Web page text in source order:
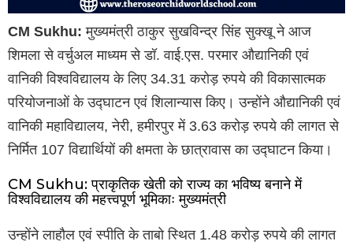
CM Sukhu: मुख्यमंत्री ठाकुर सुखविन्द्र सिंह सुक्खू ने आज
शिमला से वर्चुअल माध्यम से डॉ. वाई.एस. परमार औद्यानिकी एवं
वानिकी विश्वविद्यालय के लिए 34.31 करोड़ रुपये की विकासात्मक
परियोजनाओं के उद्घाटन एवं शिलान्यास किए। उन्होंने औद्यानिकी एवं
वानिकी महाविद्यालय, नेरी, हमीरपुर में 3.63 करोड़ रुपये की लागत से
निर्मित 107 विद्यार्थियों की क्षमता के छात्रावास का उद्घाटन किया।
CM Sukhu: प्राकृतिक खेती को राज्य का भविष्य बनाने में
विश्वविद्यालय की महत्त्वपूर्ण भूमिकाः मुख्यमंत्री
उन्होंने लाहौल एवं स्पीति के ताबो स्थित 1.48 करोड़ रुपये की लागत